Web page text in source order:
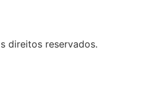
direitos reservados.